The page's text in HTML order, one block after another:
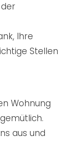
Ihre
Stellen
Wohnung
aus und